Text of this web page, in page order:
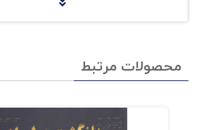
از یک مدیر ایستا به یک رهبر
محصولات مرتبط